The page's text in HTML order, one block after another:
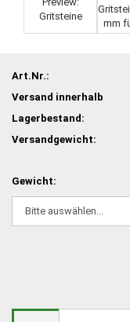
Art.Nr.:
Versand innerhalb
Lagerbestand:
Versandgewicht:
Gewicht: